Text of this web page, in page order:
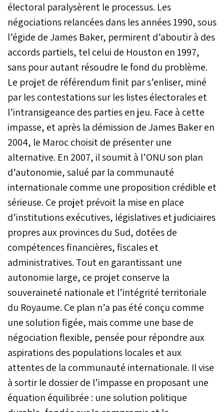
électoral paralysèrent le processus. Les
négociations relancées dans les années 1990, sous
l’égide de James Baker, permirent d’aboutir à des
accords partiels, tel celui de Houston en 1997,
sans pour autant résoudre le fond du problème.
Le projet de référendum finit par s’enliser, miné
par les contestations sur les listes électorales et
l’intransigeance des parties en jeu. Face à cette
impasse, et après la démission de James Baker en
2004, le Maroc choisit de présenter une
alternative. En 2007, il soumit à l’ONU son plan
d’autonomie, salué par la communauté
internationale comme une proposition crédible et
sérieuse. Ce projet prévoit la mise en place
d’institutions exécutives, législatives et judiciaires
propres aux provinces du Sud, dotées de
compétences financières, fiscales et
administratives. Tout en garantissant une
autonomie large, ce projet conserve la
souveraineté nationale et l’intégrité territoriale
du Royaume. Ce plan n’a pas été conçu comme
une solution figée, mais comme une base de
négociation flexible, pensée pour répondre aux
aspirations des populations locales et aux
attentes de la communauté internationale. Il vise
à sortir le dossier de l’impasse en proposant une
équation équilibrée : une solution politique